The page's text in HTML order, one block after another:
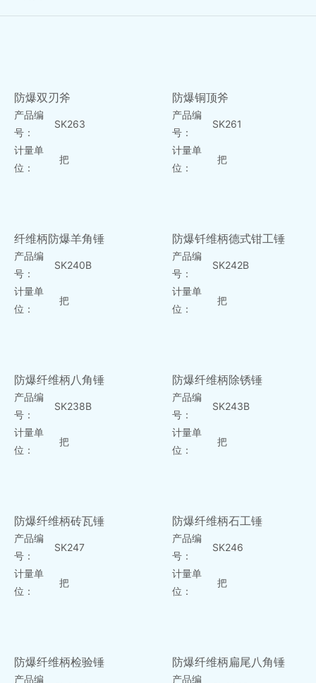
防爆双刃斧
产品编
号：
SK263
计量单
位：
把
防爆铜顶斧
产品编
号：
SK261
计量单
位：
把
纤维柄防爆羊角锤
产品编
号：
SK240B
计量单
位：
把
防爆钎维柄德式钳工锤
产品编
号：
SK242B
计量单
位：
把
防爆纤维柄八角锤
产品编
号：
SK238B
计量单
位：
把
防爆纤维柄除锈锤
产品编
号：
SK243B
计量单
位：
把
防爆纤维柄砖瓦锤
产品编
号：
SK247
计量单
位：
把
防爆纤维柄石工锤
产品编
号：
SK246
计量单
位：
把
防爆纤维柄检验锤
产品编
防爆纤维柄扁尾八角锤
产品编